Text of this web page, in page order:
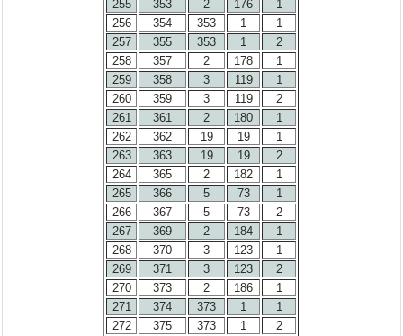
255
353 2 176
1
256
354 353 1
1
257
355 353 1
2
258
357 2 178
1
259
358 3 119
1
260
359 3 119
2
261
361 2 180
1
262
362 19 19
1
263
363 19 19
2
264
365 2 182
1
265
366 5 73
1
266
367 5 73
2
267
369 2 184
1
268
370 3 123
1
269
371 3 123
2
270
373 2 186
1
271
374 373 1
1
272
375 373 1
2